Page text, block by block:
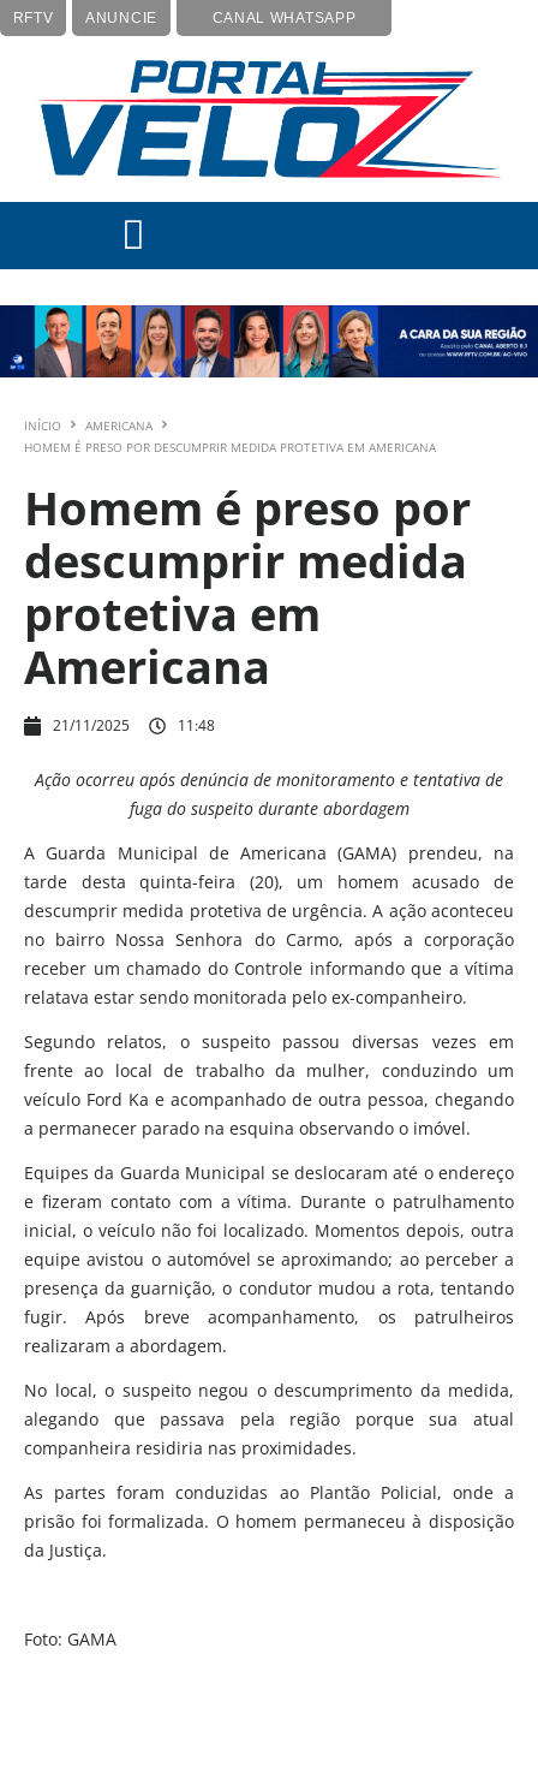
RFTV ANUNCIE CANAL WHATSAPP
INÍCIO
AMERICANA
HOMEM É PRESO POR DESCUMPRIR MEDIDA PROTETIVA EM AMERICANA
Homem é preso por
descumprir medida
protetiva em
Americana
21/11/2025 11:48
Ação ocorreu após denúncia de monitoramento e tentativa de
fuga do suspeito durante abordagem
A Guarda Municipal de Americana (GAMA) prendeu, na
tarde desta quinta-feira (20), um homem acusado de
descumprir medida protetiva de urgência. A ação aconteceu
no bairro Nossa Senhora do Carmo, após a corporação
receber um chamado do Controle informando que a vítima
relatava estar sendo monitorada pelo ex-companheiro.
Segundo relatos, o suspeito passou diversas vezes em
frente ao local de trabalho da mulher, conduzindo um
veículo Ford Ka e acompanhado de outra pessoa, chegando
a permanecer parado na esquina observando o imóvel.
Equipes da Guarda Municipal se deslocaram até o endereço
e fizeram contato com a vítima. Durante o patrulhamento
inicial, o veículo não foi localizado. Momentos depois, outra
equipe avistou o automóvel se aproximando; ao perceber a
presença da guarnição, o condutor mudou a rota, tentando
fugir. Após breve acompanhamento, os patrulheiros
realizaram a abordagem.
No local, o suspeito negou o descumprimento da medida,
alegando que passava pela região porque sua atual
companheira residiria nas proximidades.
As partes foram conduzidas ao Plantão Policial, onde a
prisão foi formalizada. O homem permaneceu à disposição
da Justiça.
Foto: GAMA